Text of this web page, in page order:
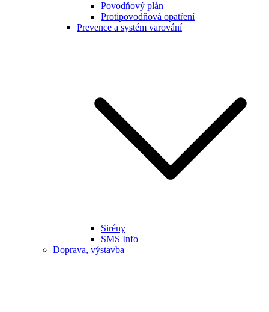
Povodňový plán
Protipovodňová opatření
Prevence a systém varování
Sirény
SMS Info
Doprava, výstavba